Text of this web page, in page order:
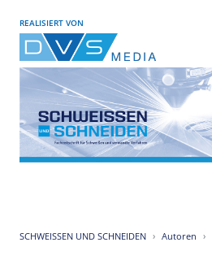
REALISIERT VON
SCHWEISSEN UND SCHNEIDEN Autoren